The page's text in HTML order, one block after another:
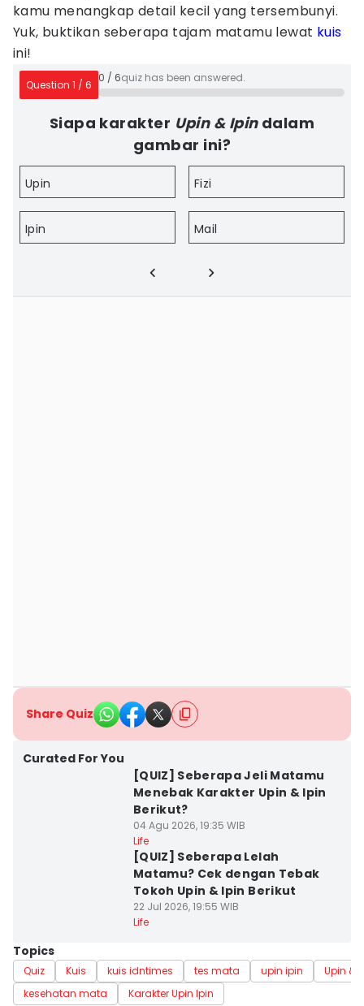
kamu menangkap detail kecil yang tersembunyi.
Yuk, buktikan seberapa tajam matamu lewat kuis
ini!
Question 1 / 6
0 / 6quiz has been answered.
Siapa karakter Upin & Ipin dalam
gambar ini?
Upin Fizi
Ipin Mail
Share Quiz
Curated For You
[QUIZ] Seberapa Jeli Matamu
Menebak Karakter Upin & Ipin
Berikut?
04 Agu 2026, 19:35 WIB
Life
[QUIZ] Seberapa Lelah
Matamu? Cek dengan Tebak
Tokoh Upin & Ipin Berikut
22 Jul 2026, 19:55 WIB
Life
Topics
Quiz Kuis kuis idntimes tes mata upin ipin
Upin &
kesehatan mata
Karakter Upin Ipin